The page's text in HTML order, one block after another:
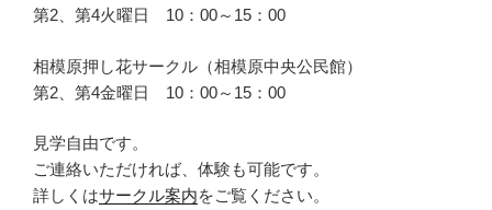
第2、第4火曜日 10：00～15：00
相模原押し花サークル（相模原中央公民館）
第2、第4金曜日 10：00～15：00
見学自由です。
ご連絡いただければ、体験も可能です。
詳しくはサークル案内をご覧ください。